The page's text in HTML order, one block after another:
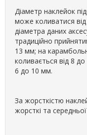
Діаметр наклейок
може коливатися від
діаметра даних
традиційно
13 мм; на
коливається від 8
6 до 10 мм.
За жорсткістю
жорсткі та